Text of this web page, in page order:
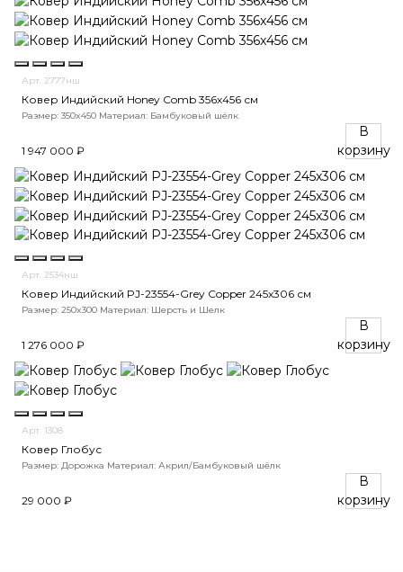
Арт. 2777нш
Ковер Индийский Honey Comb 356x456 см
Размер: 350x450 Материал: Бамбуковый шёлк
1 947 000 ₽
В
корзину
Арт. 2534нш
Ковер Индийский PJ-23554-Grey Copper 245x306 см
Размер: 250x300 Материал: Шерсть и Шелк
1 276 000 ₽
В
корзину
Арт. 1308
Ковер Глобус
Размер: Дорожка Материал: Акрил/Бамбуковый шёлк
29 000 ₽
В
корзину